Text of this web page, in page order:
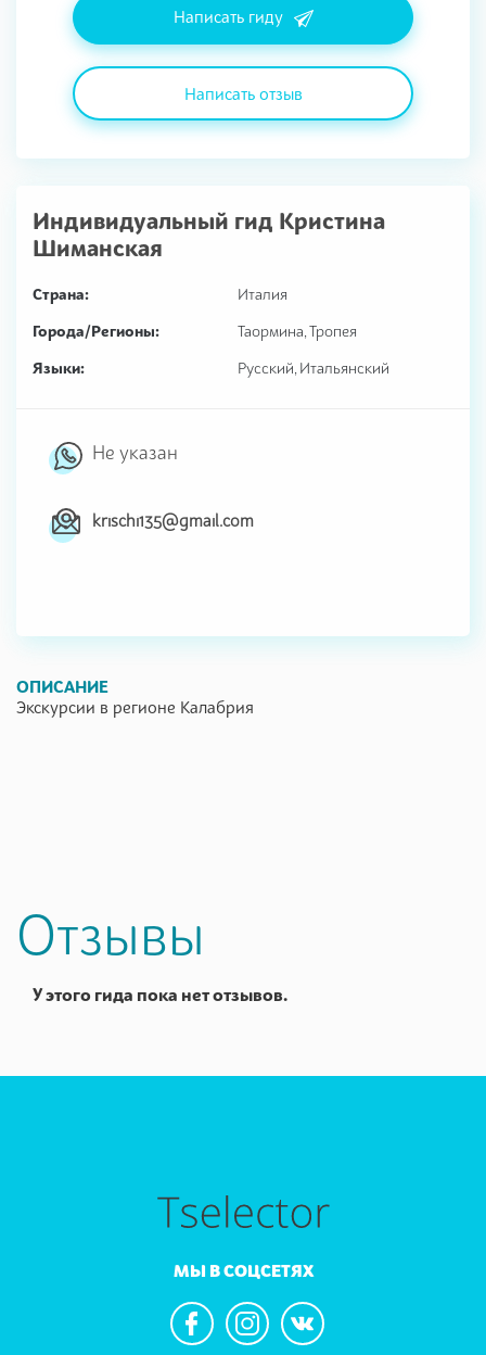
Написать гиду
Написать отзыв
Индивидуальный гид Кристина
Шиманская
Страна:
Италия
Города/Регионы:
Таормина, Тропея
Языки:
Русский, Итальянский
Не указан
krischi135@gmail.com
ОПИСАНИЕ
Экскурсии в регионе Калабрия
Отзывы
У этого гида пока нет отзывов.
МЫ В СОЦСЕТЯХ